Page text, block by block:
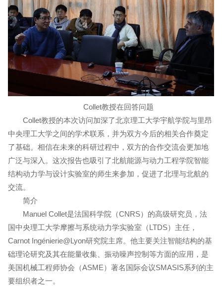
Collet教授在回答问题
Collet教授的本次访问加深了北京理工大学宇航学院与里昂
中央理工大学之间的学术联系，并为双方今后的相关合作奠定
了基础。相信在未来的科研过程中，双方的合作交流会更加地
广泛与深入。这次报告也吸引了北航能源与动力工程学院智能
结构动力学与设计实验室的师生来参加，促进了北理与北航的
交流。
简介
Manuel Collet是法国科学院（CNRS）的高级研究员，法
国中央理工大学摩擦与系统动力学实验室（LTDS）主任，
Carnot Ingénierie@Lyon研究院主席。他主要关注智能结构的基
础理论研究及其在能量收集、振动噪声控制等方面的应用，是
美国机械工程师协会（ASME）著名国际会议SMASIS系列的主
要组织者之一。